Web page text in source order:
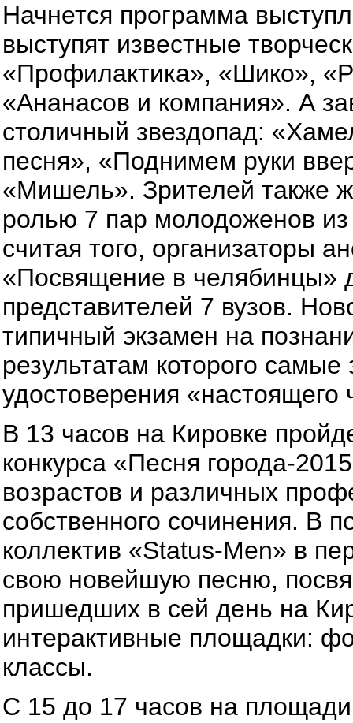
Начнется программа
выступят известные
«Профилактика», «Шико»,
«Ананасов и компания». А
столичный звездопад:
песня», «Поднимем руки
«Мишель». Зрителей также
ролью 7 пар молодоженов
считая того, организаторы
«Посвящение в челябинцы»
представителей 7 вузов.
типичный экзамен на
результатам которого
удостоверения «настоящего
В 13 часов на Кировке
конкурса «Песня города-
возрастов и различных
собственного сочинения. В
коллектив «Status-Men» в
свою новейшую песню,
пришедших в сей день на
интерактивные площадки:
классы.
С 15 до 17 часов на